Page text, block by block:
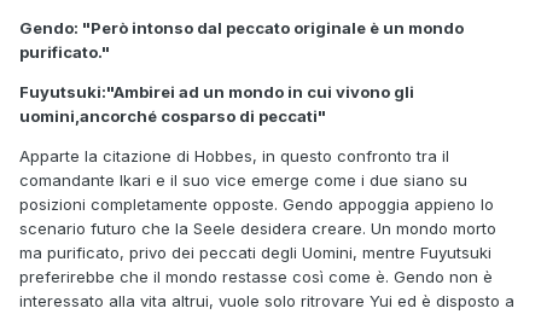
Gendo: "Però intonso dal peccato originale è un mondo
purificato."
Fuyutsuki:"Ambirei ad un mondo in cui vivono gli
uomini,ancorché cosparso di peccati"
Apparte la citazione di Hobbes, in questo confronto tra il
comandante Ikari e il suo vice emerge come i due siano su
posizioni completamente opposte. Gendo appoggia appieno lo
scenario futuro che la Seele desidera creare. Un mondo morto
ma purificato, privo dei peccati degli Uomini, mentre Fuyutsuki
preferirebbe che il mondo restasse così come è. Gendo non è
interessato alla vita altrui, vuole solo ritrovare Yui ed è disposto a